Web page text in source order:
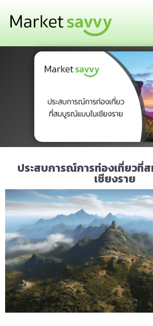
ประสบการณ์การท่องเที่ยวที่
เชียงราย